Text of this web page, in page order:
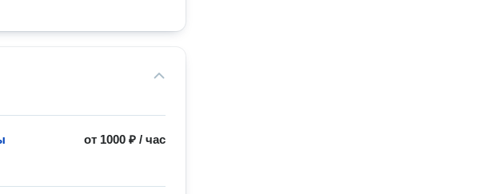
от 1000 ₽ /час